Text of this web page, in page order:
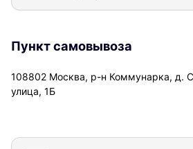
Пункт самовывоза
108802 Москва, р-н Коммунарка, д.
улица, 1Б